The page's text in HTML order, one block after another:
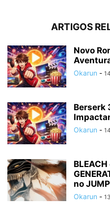
ARTIGOS
Novo
Okarun -
Berserk
Okarun -
no
Okarun -